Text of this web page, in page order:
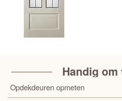
Handig om
Opdekdeuren opmeten